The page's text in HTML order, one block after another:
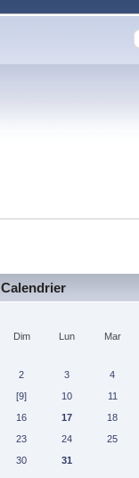
Calendrier
Dim
Lun Mar
2
3 4
[9]
10 11
16
17 18
23
24 25
30
31